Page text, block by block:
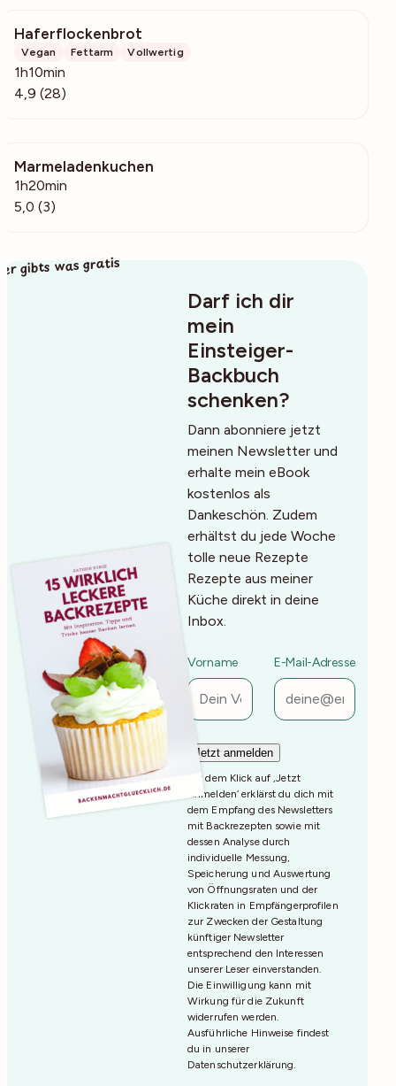
Haferflockenbrot
Vegan Fettarm Vollwertig
1h10min
4,9 (28)
Marmeladenkuchen
1h20min
5,0 (3)
Darf ich dir
mein
Einsteiger-
Backbuch
schenken?
Dann abonniere jetzt
meinen Newsletter und
erhalte mein eBook
kostenlos als
Dankeschön. Zudem
erhältst du jede Woche
tolle neue Rezepte
Rezepte aus meiner
Küche direkt in deine
Inbox.
Vorname E-Mail-Adresse
Mit dem Klick auf ‚Jetzt
Anmelden‘ erklärst du dich mit
dem Empfang des Newsletters
mit Backrezepten sowie mit
dessen Analyse durch
individuelle Messung,
Speicherung und Auswertung
von Öffnungsraten und der
Klickraten in Empfängerprofilen
zur Zwecken der Gestaltung
künftiger Newsletter
entsprechend den Interessen
unserer Leser einverstanden.
Die Einwilligung kann mit
Wirkung für die Zukunft
widerrufen werden.
Ausführliche Hinweise findest
du in unserer
Datenschutzerklärung.
gibts was gratis